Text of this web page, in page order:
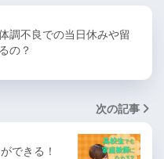
調不良での当日休みや留
の？
次の記事
できる！